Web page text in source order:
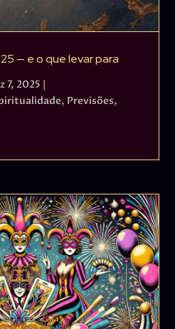
— e o que levar para
7, 2025
, Previsões,